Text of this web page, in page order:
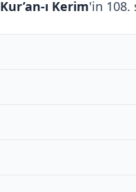
Kur’an-ı Kerim'in 108.